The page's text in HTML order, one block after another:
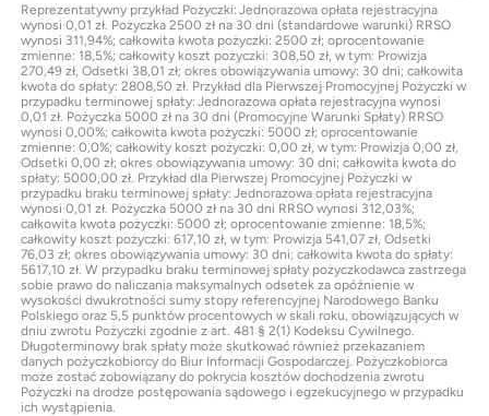
Reprezentatywny przykład Pożyczki: Jednorazowa opłata rejestracyjna
wynosi 0,01 zł. Pożyczka 2500 zł na 30 dni (standardowe warunki) RRSO
wynosi 311,94%; całkowita kwota pożyczki: 2500 zł; oprocentowanie
zmienne: 18,5%; całkowity koszt pożyczki: 308,50 zł, w tym: Prowizja
270,49 zł, Odsetki 38,01 zł; okres obowiązywania umowy: 30 dni; całkowita
kwota do spłaty: 2808,50 zł. Przykład dla Pierwszej Promocyjnej Pożyczki w
przypadku terminowej spłaty: Jednorazowa opłata rejestracyjna wynosi
0,01 zł. Pożyczka 5000 zł na 30 dni (Promocyjne Warunki Spłaty) RRSO
wynosi 0,00%; całkowita kwota pożyczki: 5000 zł; oprocentowanie
zmienne: 0,0%; całkowity koszt pożyczki: 0,00 zł, w tym: Prowizja 0,00 zł,
Odsetki 0,00 zł; okres obowiązywania umowy: 30 dni; całkowita kwota do
spłaty: 5000,00 zł. Przykład dla Pierwszej Promocyjnej Pożyczki w
przypadku braku terminowej spłaty: Jednorazowa opłata rejestracyjna
wynosi 0,01 zł. Pożyczka 5000 zł na 30 dni RRSO wynosi 312,03%;
całkowita kwota pożyczki: 5000 zł; oprocentowanie zmienne: 18,5%;
całkowity koszt pożyczki: 617,10 zł, w tym: Prowizja 541,07 zł, Odsetki
76,03 zł; okres obowiązywania umowy: 30 dni; całkowita kwota do spłaty:
5617,10 zł. W przypadku braku terminowej spłaty pożyczkodawca zastrzega
sobie prawo do naliczania maksymalnych odsetek za opóźnienie w
wysokości dwukrotności sumy stopy referencyjnej Narodowego Banku
Polskiego oraz 5,5 punktów procentowych w skali roku, obowiązujących w
dniu zwrotu Pożyczki zgodnie z art. 481 § 2(1) Kodeksu Cywilnego.
Długoterminowy brak spłaty może skutkować również przekazaniem
danych pożyczkobiorcy do Biur Informacji Gospodarczej. Pożyczkobiorca
może zostać zobowiązany do pokrycia kosztów dochodzenia zwrotu
Pożyczki na drodze postępowania sądowego i egzekucyjnego w przypadku
ich wystąpienia.